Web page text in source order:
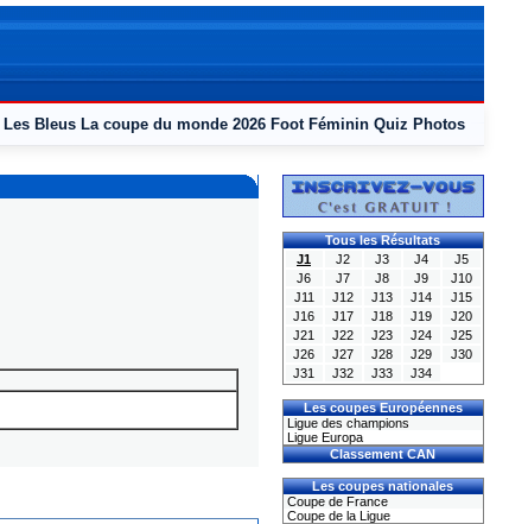
Les Bleus La coupe du monde 2026 Foot Féminin Quiz Photos
Tous les Résultats
J1
J2 J3 J4
J5
J6
J7 J8 J9
J10
J11
J12 J13 J14
J15
J16
J17 J18 J19
J20
J21
J22 J23 J24
J25
J26
J27 J28 J29
J30
J31
J32 J33 J34
Les coupes Européennes
Ligue des champions
Ligue Europa
Classement CAN
Les coupes nationales
Coupe de France
Coupe de la Ligue